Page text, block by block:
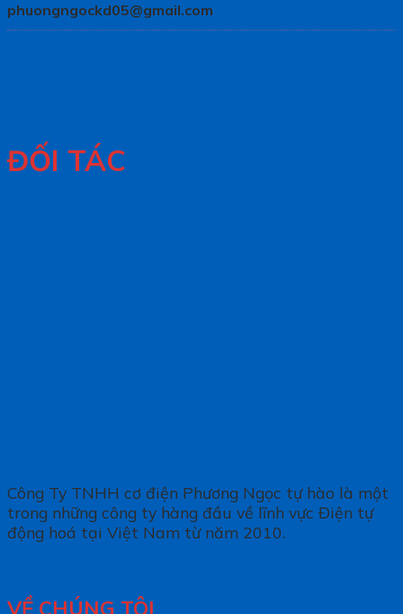
phuongngockd05@gmail.com
ĐỐI TÁC
Công Ty TNHH cơ điện Phương Ngọc tự hào là một
trong những công ty hàng đầu về lĩnh vực Điện tự
động hoá tại Việt Nam từ năm 2010.
VỀ CHÚNG TÔI